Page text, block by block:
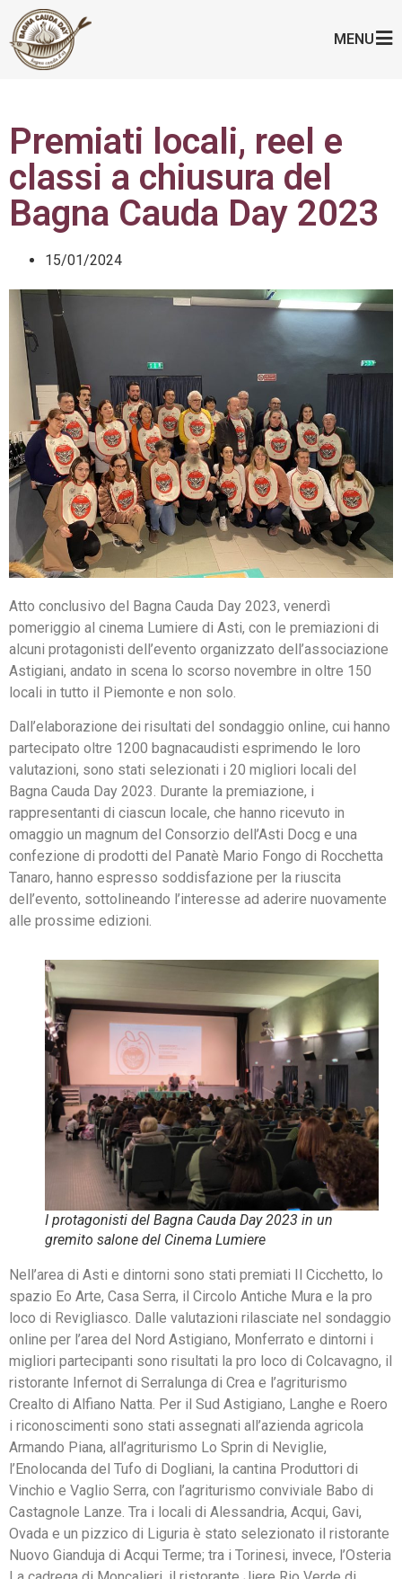
MENU
Premiati locali, reel e
classi a chiusura del
Bagna Cauda Day 2023
15/01/2024
Atto conclusivo del Bagna Cauda Day 2023, venerdì
pomeriggio al cinema Lumiere di Asti, con le premiazioni di
alcuni protagonisti dell’evento organizzato dell’associazione
Astigiani, andato in scena lo scorso novembre in oltre 150
locali in tutto il Piemonte e non solo.
Dall’elaborazione dei risultati del sondaggio online, cui hanno
partecipato oltre 1200 bagnacaudisti esprimendo le loro
valutazioni, sono stati selezionati i 20 migliori locali del
Bagna Cauda Day 2023. Durante la premiazione, i
rappresentanti di ciascun locale, che hanno ricevuto in
omaggio un magnum del Consorzio dell’Asti Docg e una
confezione di prodotti del Panatè Mario Fongo di Rocchetta
Tanaro, hanno espresso soddisfazione per la riuscita
dell’evento, sottolineando l’interesse ad aderire nuovamente
alle prossime edizioni.
I protagonisti del Bagna Cauda Day 2023 in un
gremito salone del Cinema Lumiere
Nell’area di Asti e dintorni sono stati premiati Il Cicchetto, lo
spazio Eo Arte, Casa Serra, il Circolo Antiche Mura e la pro
loco di Revigliasco. Dalle valutazioni rilasciate nel sondaggio
online per l’area del Nord Astigiano, Monferrato e dintorni i
migliori partecipanti sono risultati la pro loco di Colcavagno, il
ristorante Infernot di Serralunga di Crea e l’agriturismo
Crealto di Alfiano Natta. Per il Sud Astigiano, Langhe e Roero
i riconoscimenti sono stati assegnati all’azienda agricola
Armando Piana, all’agriturismo Lo Sprin di Neviglie,
l’Enolocanda del Tufo di Dogliani, la cantina Produttori di
Vinchio e Vaglio Serra, con l’agriturismo conviviale Babo di
Castagnole Lanze. Tra i locali di Alessandria, Acqui, Gavi,
Ovada e un pizzico di Liguria è stato selezionato il ristorante
Nuovo Gianduja di Acqui Terme; tra i Torinesi, invece, l’Osteria